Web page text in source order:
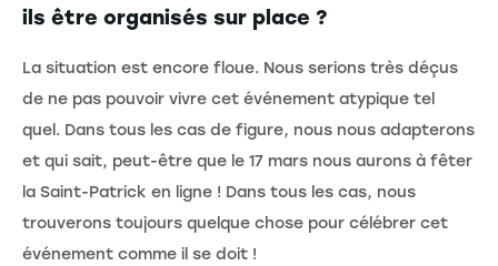
ils être organisés sur place ?
La situation est encore floue. Nous serions très déçus
de ne pas pouvoir vivre cet événement atypique tel
quel. Dans tous les cas de figure, nous nous adapterons
et qui sait, peut-être que le 17 mars nous aurons à fêter
la Saint-Patrick en ligne ! Dans tous les cas, nous
trouverons toujours quelque chose pour célébrer cet
événement comme il se doit !